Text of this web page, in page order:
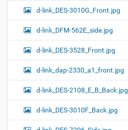
d-link_DES-3010G_Front.jpg
d-link_DFM-562E_side.jpg
d-link_DES-3528_Front.jpg
d-link_dap-2330_a1_front.jpg
d-link_DES-2108_E_B_Back.jpg
d-link_DES-3010F_Back.jpg